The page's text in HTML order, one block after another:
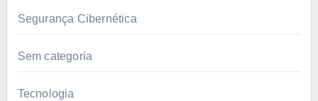
Segurança Cibernética
Sem categoria
Tecnologia